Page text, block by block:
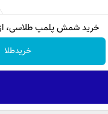
خرید شمش پلمپ طلاسی، از ۰.۵ گرم تا ۱۰
خریدطلا